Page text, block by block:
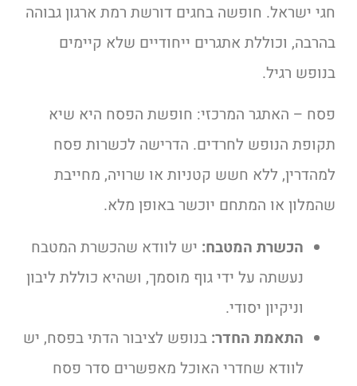
חגי ישראל. חופשה בחגים דורשת רמת ארגון גבוהה
בהרבה, וכוללת אתגרים ייחודיים שלא קיימים
בנופש רגיל.
פסח – האתגר המרכזי: חופשת הפסח היא שיא
תקופת הנופש לחרדים. הדרישה לכשרות פסח
למהדרין, ללא חשש קטניות או שרויה, מחייבת
שהמלון או המתחם יוכשר באופן מלא.
הכשרת המטבח: יש לוודא שהכשרת המטבח
נעשתה על ידי גוף מוסמך, ושהיא כוללת ליבון
וניקיון יסודי.
התאמת החדר: בנופש לציבור הדתי בפסח, יש
לוודא שחדרי האוכל מאפשרים סדר פסח